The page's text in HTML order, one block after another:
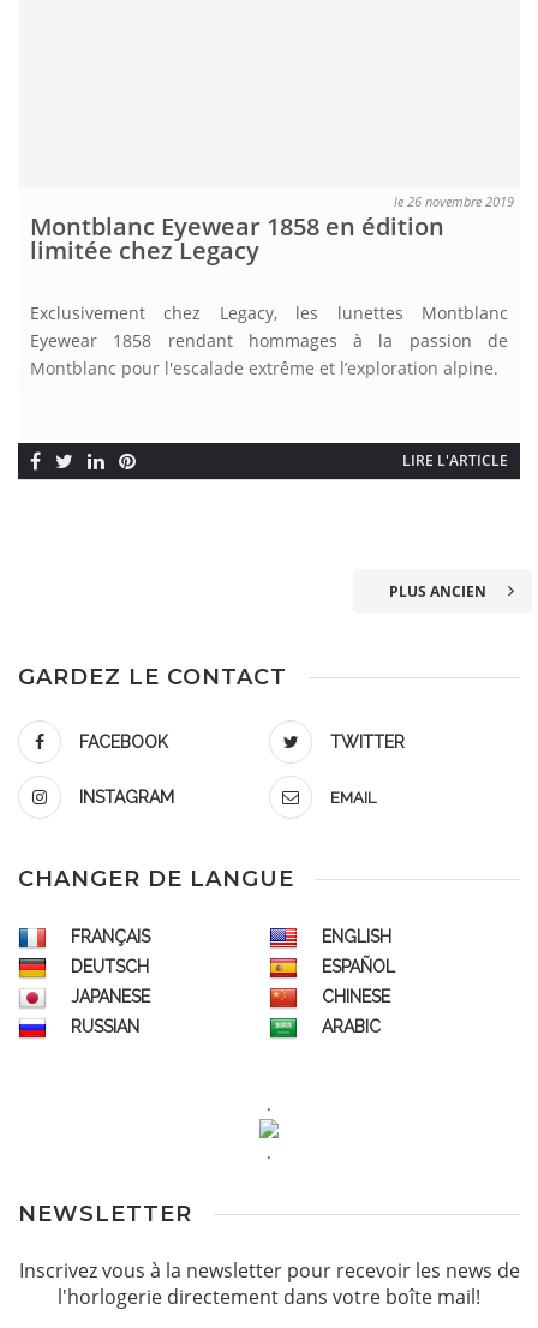
le 26 novembre 2019
Montblanc Eyewear 1858 en édition
limitée chez Legacy
Exclusivement chez Legacy, les lunettes Montblanc
Eyewear 1858 rendant hommages à la passion de
Montblanc pour l'escalade extrême et l’exploration alpine.
LIRE L'ARTICLE
PLUS ANCIEN
GARDEZ LE CONTACT
FACEBOOK TWITTER
INSTAGRAM EMAIL
CHANGER DE LANGUE
FRANÇAIS
ENGLISH
DEUTSCH
ESPAÑOL
JAPANESE
CHINESE
RUSSIAN
ARABIC
.
.
NEWSLETTER
Inscrivez vous à la newsletter pour recevoir les news de
l'horlogerie directement dans votre boîte mail!